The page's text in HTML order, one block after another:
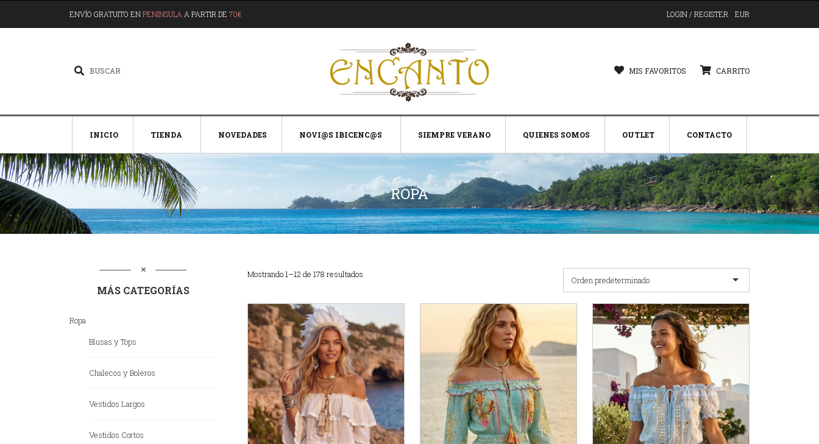
ENVÍO GRATUITO ENPENINSULA A PARTIR DE 70€ LOGIN / REGISTER EUR
MIS FAVORITOS CARRITO
INICIO TIENDA NOVEDADES NOVI@S IBICENC@S SIEMPRE VERANO QUIENES SOMOS OUTLET CONTACTO
ROPA
Mostrando 1–12 de 178 resultados
Orden predeterminado
MÁS CATEGORÍAS
Ropa
Blusas y Tops
Chalecos y Boleros
Vestidos Largos
Vestidos Cortos